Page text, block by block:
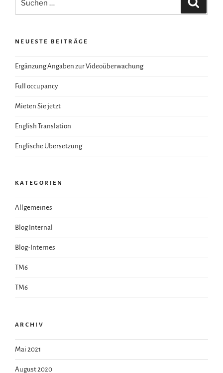
NEUESTE BEITRÄGE
Ergänzung Angaben zur Videoüberwachung
Full occupancy
Mieten Sie jetzt
English Translation
Englische Übersetzung
KATEGORIEN
Allgemeines
Blog Internal
Blog-Internes
TM6
TM6
ARCHIV
Mai 2021
August 2020